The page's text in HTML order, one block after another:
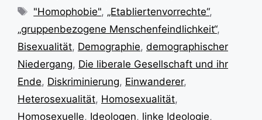
Schlagwörter
"Homophobie", „Etabliertenvorrechte“,
„gruppenbezogene Menschenfeindlichkeit“,
Bisexualität, Demographie, demographischer
Niedergang, Die liberale Gesellschaft und ihr
Ende, Diskriminierung, Einwanderer,
Heterosexualität, Homosexualität,
Homosexuelle, Ideologen, linke Ideologie,